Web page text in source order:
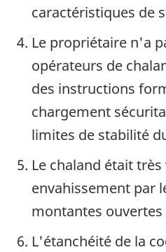
caractéristiques de
Le propriétaire n'a
opérateurs de
des instructions
chargement
limites de stabilité
Le chaland était
envahissement par
montantes
L'étanchéité de la